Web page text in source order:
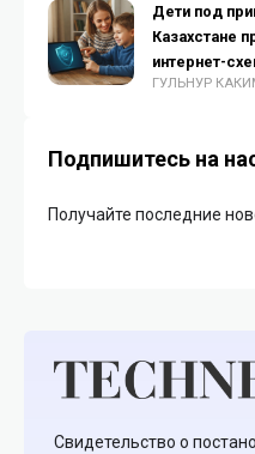
Дети под
Казахстане
интернет-
ГУЛЬНУР
Подпишитесь на
Получайте последние
Свидетельство о